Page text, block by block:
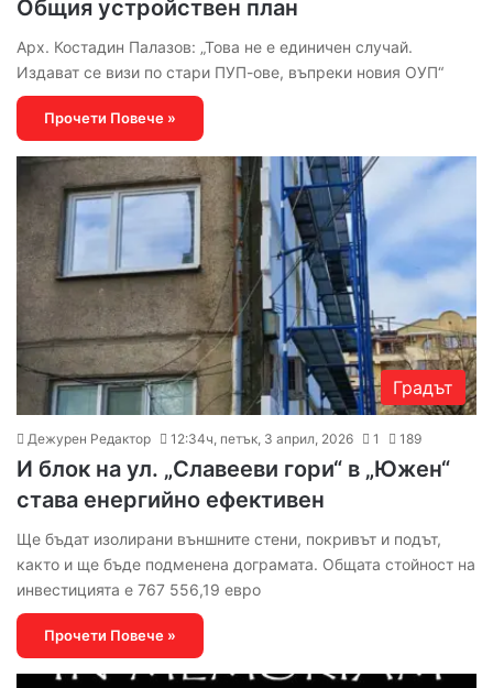
Общия устройствен план
Арх. Костадин Палазов: „Това не е единичен случай.
Издават се визи по стари ПУП-ове, въпреки новия ОУП“
Прочети Повече »
Градът
Дежурен Редактор 12:34ч, петък, 3 април, 2026 1 189
И блок на ул. „Славееви гори“ в „Южен“
става енергийно ефективен
Ще бъдат изолирани външните стени, покривът и подът,
както и ще бъде подменена дограмата. Общата стойност на
инвестицията е 767 556,19 евро
Прочети Повече »